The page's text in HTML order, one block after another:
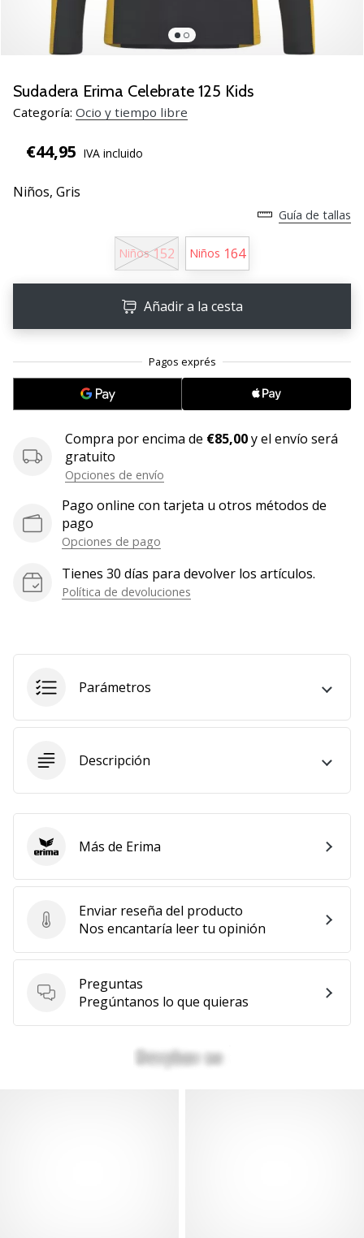
zapatillas
balonmano
Accelerate
SQD
Descubre
actualizaciones
25. 11. 2024
en
embajador
Weplayhandball!
consideras
un
queremos
en
nuestro
equipo!
todos
los
artículos
Sudadera Erima Celebrate 125 Kids
Categoría: Ocio y tiempo libre
€44,95 IVA incluido
Niños, Gris
Guía de tallas
Niños 152 Niños 164
Añadir a la cesta
Compra por encima de €85,00y el envío será
gratuito
Opciones de envío
Pago online con tarjeta u otros métodos de
pago
Opciones de pago
Tienes 30 días para devolver los artículos.
Política de devoluciones
Parámetros
Descripción
Enviar reseña del producto
Enviar reseña del producto
Nos encantaría leer tu opinión
Preguntas
Preguntas
Pregúntanos lo que quieras
ErimaMás de Erima